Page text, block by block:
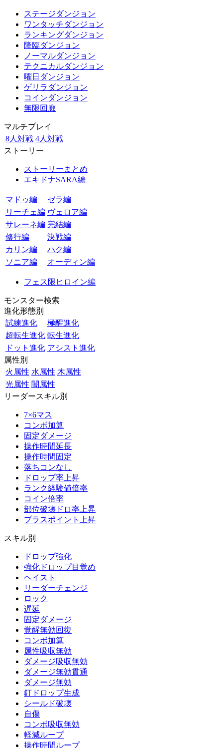
ステージダンジョン
ワンタッチダンジョン
ランキングダンジョン
降臨ダンジョン
ノーマルダンジョン
テクニカルダンジョン
曜日ダンジョン
ゲリラダンジョン
コインダンジョン
無限回廊
マルチプレイ
8人対戦 4人対戦
ストーリー
ストーリーまとめ
エキドナSARA編
マドゥ編
ゼラ編
リーチェ編 ヴェロア編
サレーネ編 完結編
修行編
決戦編
カリン編
ハク編
ソニア編
オーディン編
フェス限ヒロイン編
モンスター検索
進化形態別
試練進化
極醒進化
超転生進化 転生進化
ドット進化 アシスト進化
属性別
火属性 水属性 木属性
光属性 闇属性
リーダースキル別
7×6マス
コンボ加算
固定ダメージ
操作時間延長
操作時間固定
落ちコンなし
ドロップ率上昇
ランク経験値倍率
コイン倍率
部位破壊ドロ率上昇
プラスポイント上昇
スキル別
ドロップ強化
強化ドロップ目覚め
ヘイスト
リーダーチェンジ
ロック
遅延
固定ダメージ
覚醒無効回復
コンボ加算
属性吸収無効
ダメージ吸収無効
ダメージ無効貫通
ダメージ無効
釘ドロップ生成
シールド破壊
自傷
コンボ吸収無効
軽減ループ
操作時間ループ